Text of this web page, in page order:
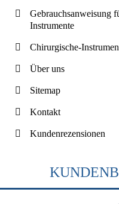
Gebrauchsanweisung
Instrumente
Chirurgische-
Über uns
Sitemap
Kontakt
Kundenrezensionen